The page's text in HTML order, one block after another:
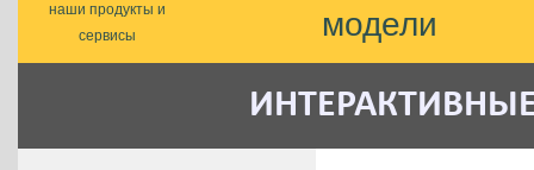
наши продукты и
сервисы
модели